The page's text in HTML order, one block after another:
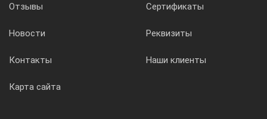
Отзывы Сертификаты
Новости Реквизиты
Контакты Наши клиенты
Карта сайта